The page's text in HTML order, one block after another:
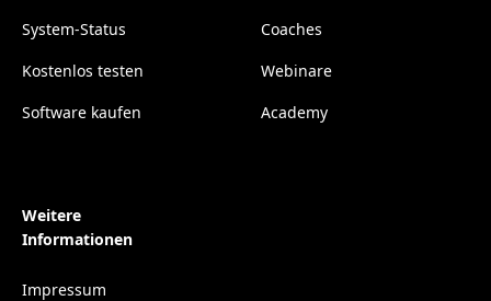
System-Status
Kostenlos testen
Software kaufen
Coaches
Webinare
Academy
Weitere
Informationen
Impressum